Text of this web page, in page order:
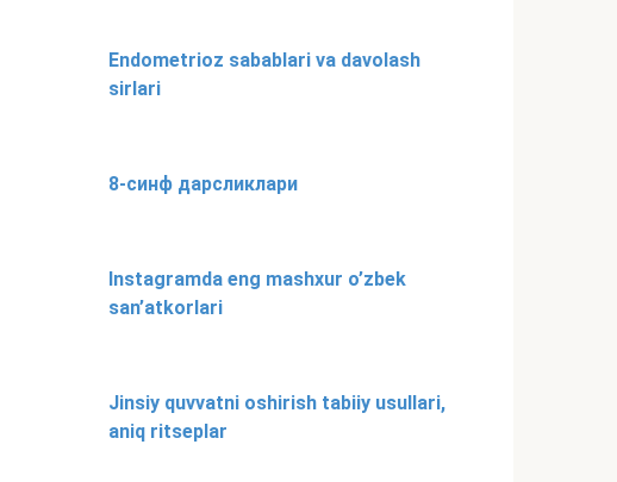
Endometrioz sabablari va davolash
sirlari
8-синф дарсликлари
Instagramda eng mashxur o’zbek
san’atkorlari
Jinsiy quvvatni oshirish tabiiy usullari,
aniq ritseplar